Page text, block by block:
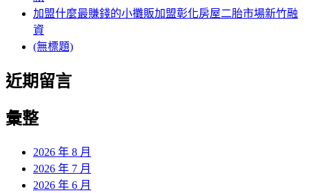
加盟什麼最賺錢的小攤販加盟彰化房屋二胎市場新竹融
資
(無標題)
近期留言
彙整
2026 年 8 月
2026 年 7 月
2026 年 6 月